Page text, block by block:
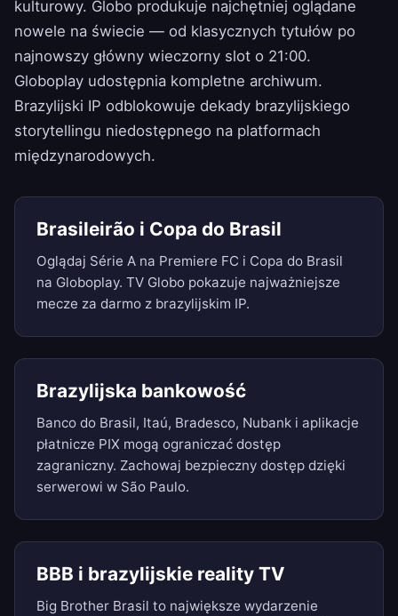
kulturowy. Globo produkuje najchętniej oglądane
nowele na świecie — od klasycznych tytułów po
najnowszy główny wieczorny slot o 21:00.
Globoplay udostępnia kompletne archiwum.
Brazylijski IP odblokowuje dekady brazylijskiego
storytellingu niedostępnego na platformach
międzynarodowych.
Brasileirão i Copa do Brasil
Oglądaj Série A na Premiere FC i Copa do Brasil
na Globoplay. TV Globo pokazuje najważniejsze
mecze za darmo z brazylijskim IP.
Brazylijska bankowość
Banco do Brasil, Itaú, Bradesco, Nubank i aplikacje
płatnicze PIX mogą ograniczać dostęp
zagraniczny. Zachowaj bezpieczny dostęp dzięki
serwerowi w São Paulo.
BBB i brazylijskie reality TV
Big Brother Brasil to największe wydarzenie